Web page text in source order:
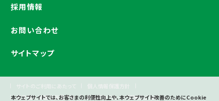
採用情報
お問い合わせ
サイトマップ
サイトのご利用にあたって
個人情報保護方針
特定個人情報等保護方針
東京建物グループ贈賄防止指針
本ウェブサイトでは、お客さまの利便性向上や、本ウェブサイト改善のためにCookie